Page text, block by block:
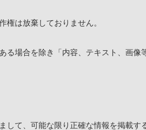
権は放棄しておりません。
る場合を除き「内容、テキスト、画像
して、可能な限り正確な情報を掲載す